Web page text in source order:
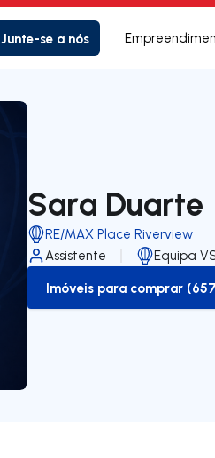
Junte-se a nós
Sara Duarte
RE/MAX Place Riverview
Assistente
Equipa
to-buy-
Imóveis para comprar